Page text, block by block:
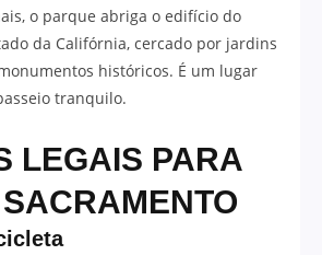
o parque abriga o edifício do
da Califórnia, cercado por jardins
históricos. É um lugar
tranquilo.
LEGAIS PARA